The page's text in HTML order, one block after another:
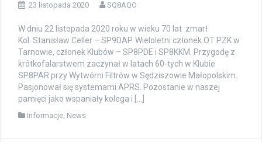
23 listopada 2020 SQ8AQO
W dniu 22 listopada 2020 roku w wieku 70 lat zmarł
Kol. Stanisław Celler – SP9DAP. Wieloletni członek OT PZK w
Tarnowie, członek Klubów – SP8PDE i SP8KKM. Przygodę z
krótkofalarstwem zaczynał w latach 60-tych w Klubie
SP8PAR przy Wytwórni Filtrów w Sędziszowie Małopolskim.
Pasjonował się systemami APRS. Pozostanie w naszej
pamięci jako wspaniały kolega i […]
Informacje, News